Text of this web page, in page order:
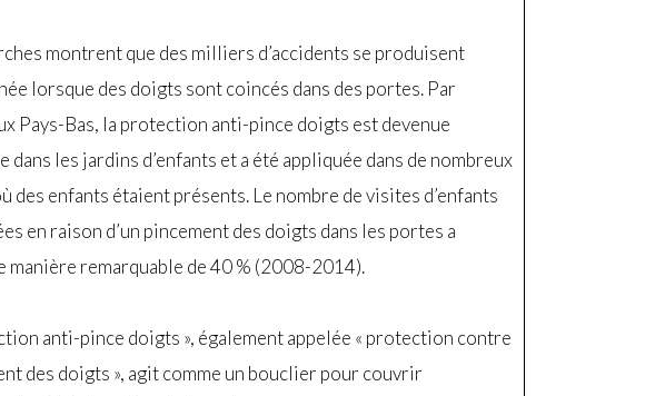
montrent que des milliers d’accidents se produisent
lorsque des doigts sont coincés dans des portes. Par
Pays-Bas, la protection anti-pince doigts est devenue
dans les jardins d’enfants et a été appliquée dans de nombreux
des enfants étaient présents. Le nombre de visites d’enfants
en raison d’un pincement des doigts dans les portes a
manière remarquable de 40 % (2008-2014).
anti-pince doigts », également appelée « protection contre
des doigts », agit comme un bouclier pour couvrir